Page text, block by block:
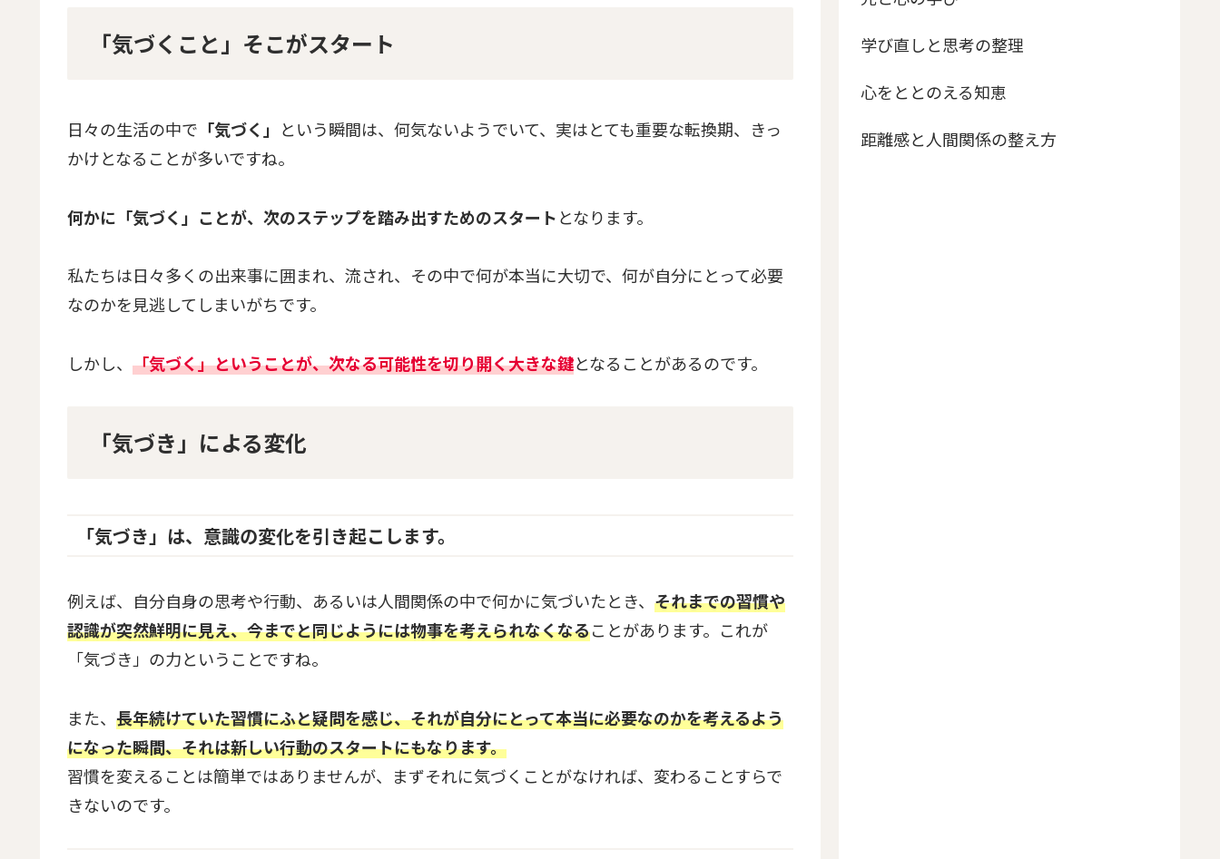
「気づくこと」そこがスタート
日々の生活の中で 「気づく」 という瞬間は、何気ないようでいて、実はとても重要な転換期、きっ
かけとなることが多いですね。
何かに「気づく」ことが、次のステップを踏み出すためのスタートとなります。
私たちは日々多くの出来事に囲まれ、流され、その中で何が本当に大切で、何が自分にとって必要
なのかを見逃してしまいがちです。
しかし、 「気づく」ということが、次なる可能性を切り開く大きな鍵となることがあるのです。
「気づき」による変化
「気づき」は、意識の変化を引き起こします。
例えば、自分自身の思考や行動、あるいは人間関係の中で何かに気づいたとき、 それまでの習慣や
認識が突然鮮明に見え、今までと同じようには物事を考えられなくなることがあります。これが
「気づき」の力ということですね。
また、 長年続けていた習慣にふと疑問を感じ、それが自分にとって本当に必要なのかを考えるよう
になった瞬間、それは新しい行動のスタートにもなります。
習慣を変えることは簡単ではありませんが、まずそれに気づくことがなければ、変わることすらで
きないのです。
学び直しと思考の整理
心をととのえる知恵
距離感と人間関係の整え方